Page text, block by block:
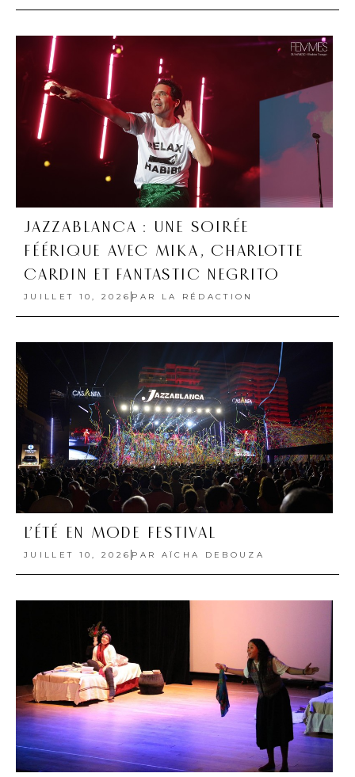
JAZZABLANCA : UNE SOIRÉE
FÉÉRIQUE AVEC MIKA, CHARLOTTE
CARDIN ET FANTASTIC NEGRITO
JUILLET 10, 2026 PAR LA RÉDACTION
L’ÉTÉ EN MODE FESTIVAL
JUILLET 10, 2026 PAR AÏCHA DEBOUZA